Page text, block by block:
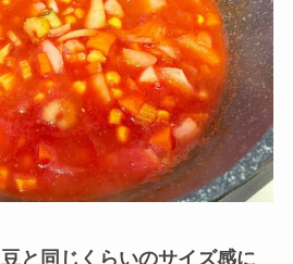
豆と同じくらいのサイズ感に